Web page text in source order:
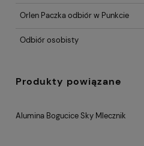
Orlen Paczka odbiór w Punkcie
Odbiór osobisty
Produkty powiązane
Alumina Bogucice Sky Mlecznik